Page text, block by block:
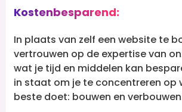
Kostenbesparend:
In plaats van zelf een website te
vertrouwen op de expertise van
wat je tijd en middelen kan
in staat om je te concentreren op
beste doet: bouwen en